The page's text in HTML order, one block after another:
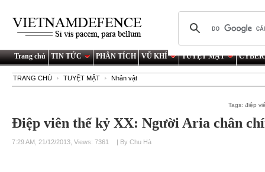
Trang chủ TIN TỨC PHÂN TÍCH VŨ KHÍ TUYỆT MẬT
TRANG CHỦ TUYỆT MẬT Nhân vật
Tags:điệp
Điệp viên thế kỷ XX: Người Aria chân
7:29 AM, 21/12/2013, Views: 7361 | By Chu Hà